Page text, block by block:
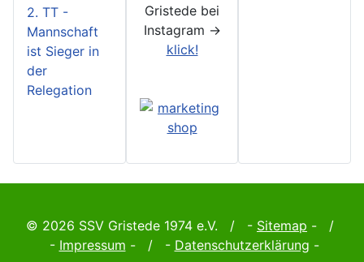
2. TT -
Mannschaft
ist Sieger in
der
Relegation
Gristede bei
Instagram ->
klick!
© 2026 SSV Gristede 1974 e.V. / - Sitemap - /
- Impressum - / - Datenschutzerklärung -